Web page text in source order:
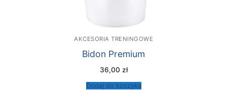
AKCESORIA TRENINGOWE
Bidon Premium
36,00 zł
Dodaj do koszyka